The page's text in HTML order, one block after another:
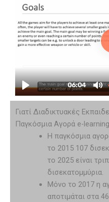
Γιατί Διαδικτυακές
Παγκόσμια Αγορά e-learning
Η παγκόσμια
το 2015 107
το 2025 είναι
δισεκατομμύρια.
Μόνο το 2017 η
αποτιμάται στα